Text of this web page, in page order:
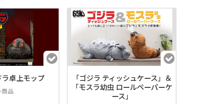
卓上モップ
商品
「ゴジラ ティッシュケース」＆
「モスラ幼虫 ロールペーパーケ
ース」